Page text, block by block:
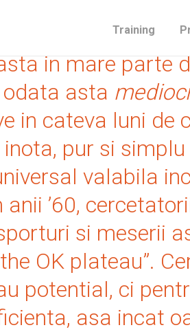
Training
se
in mare parte
asta
in cateva luni de
pur si
valabila
’60,
si meserii
OK plateau”.
potential, ci
asa incat